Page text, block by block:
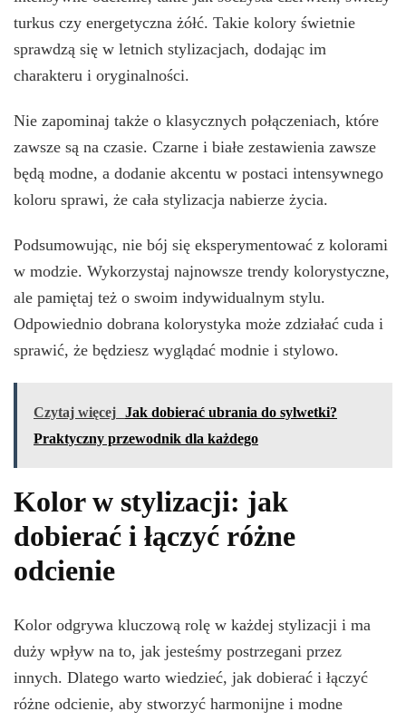
turkus czy energetyczna żółć. Takie kolory świetnie
sprawdzą się w letnich stylizacjach, dodając im
charakteru i oryginalności.
Nie zapominaj także o klasycznych połączeniach, które
zawsze są na czasie. Czarne i białe zestawienia zawsze
będą modne, a dodanie akcentu w postaci intensywnego
koloru sprawi, że cała stylizacja nabierze życia.
Podsumowując, nie bój się eksperymentować z kolorami
w modzie. Wykorzystaj najnowsze trendy kolorystyczne,
ale pamiętaj też o swoim indywidualnym stylu.
Odpowiednio dobrana kolorystyka może zdziałać cuda i
sprawić, że będziesz wyglądać modnie i stylowo.
Czytaj więcej Jak dobierać ubrania do sylwetki?
Praktyczny przewodnik dla każdego
Kolor w stylizacji: jak
dobierać i łączyć różne
odcienie
Kolor odgrywa kluczową rolę w każdej stylizacji i ma
duży wpływ na to, jak jesteśmy postrzegani przez
innych. Dlatego warto wiedzieć, jak dobierać i łączyć
różne odcienie, aby stworzyć harmonijne i modne